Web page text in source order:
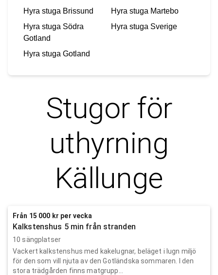
Hyra stuga Brissund Hyra stuga Martebo
Hyra stuga Södra
Gotland
Hyra stuga Sverige
Hyra stuga Gotland
Stugor för
uthyrning
Källunge
Från 15 000 kr per vecka
Kalkstenshus 5 min från stranden
10 sängplatser
Vackert kalkstenshus med kakelugnar, beläget i lugn miljö
för den som vill njuta av den Gotländska sommaren. I den
stora trädgården finns matgrupp...